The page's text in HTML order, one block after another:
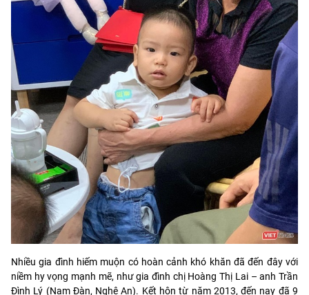
Nhiều gia đình hiếm muộn có hoàn cảnh khó khăn đã đến đây với
niềm hy vọng mạnh mẽ, như gia đình chị Hoàng Thị Lai – anh Trần
Đình Lý (Nam Đàn, Nghệ An). Kết hôn từ năm 2013, đến nay đã 9